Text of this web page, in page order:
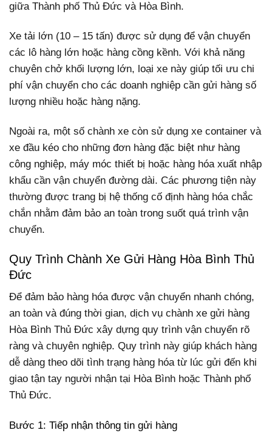
giữa Thành phố Thủ Đức và Hòa Bình.
Xe tải lớn (10 – 15 tấn) được sử dụng để vận chuyển
các lô hàng lớn hoặc hàng cồng kềnh. Với khả năng
chuyên chở khối lượng lớn, loại xe này giúp tối ưu chi
phí vận chuyển cho các doanh nghiệp cần gửi hàng số
lượng nhiều hoặc hàng nặng.
Ngoài ra, một số chành xe còn sử dụng xe container và
xe đầu kéo cho những đơn hàng đặc biệt như hàng
công nghiệp, máy móc thiết bị hoặc hàng hóa xuất nhập
khẩu cần vận chuyển đường dài. Các phương tiện này
thường được trang bị hệ thống cố định hàng hóa chắc
chắn nhằm đảm bảo an toàn trong suốt quá trình vận
chuyển.
Quy Trình Chành Xe Gửi Hàng Hòa Bình Thủ
Đức
Để đảm bảo hàng hóa được vận chuyển nhanh chóng,
an toàn và đúng thời gian, dịch vụ chành xe gửi hàng
Hòa Bình Thủ Đức xây dựng quy trình vận chuyển rõ
ràng và chuyên nghiệp. Quy trình này giúp khách hàng
dễ dàng theo dõi tình trạng hàng hóa từ lúc gửi đến khi
giao tận tay người nhận tại Hòa Bình hoặc Thành phố
Thủ Đức.
Bước 1: Tiếp nhận thông tin gửi hàng